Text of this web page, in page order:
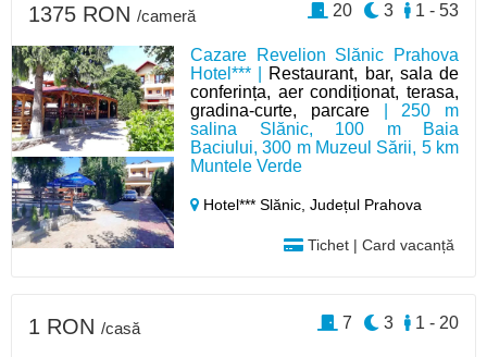
Cazare Revelion Slănic Prahova
Hotel*** | Restaurant, bar, sala de
conferința, aer condiționat, terasa,
gradina-curte, parcare| 250 m
salina Slănic, 100 m Baia
Baciului, 300 m Muzeul Sării, 5 km
Muntele Verde
Hotel*** Slănic,Județul Prahova
Tichet | Card vacanță
1375 RON /cameră 1 - 53
3
20
1 RON /casă 1 - 20
3
7